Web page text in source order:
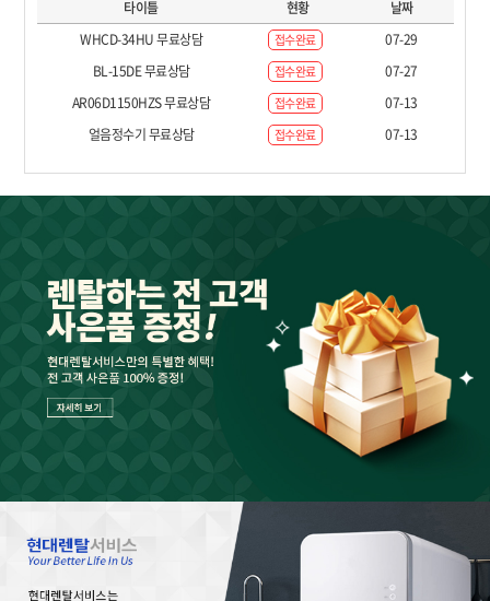
타이틀 현황
날짜
WHCD-34HU 무료상담
접수완료
07-29
BL-15DE 무료상담
접수완료
07-27
AR06D1150HZS 무료상담
접수완료
07-13
얼음정수기 무료상담
접수완료 07-13